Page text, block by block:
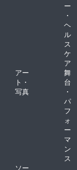
ー
・
ヘ
ル
ス
ケ
ア
アー
ト・
写真
舞
台
・
パ
フ
ォ
ー
マ
ン
ス
ソー